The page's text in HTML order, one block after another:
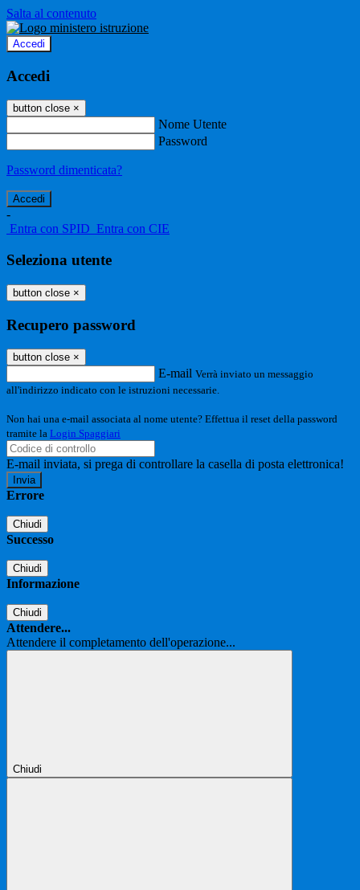
Salta al contenuto
Accedi
Accedi
button close ×
Nome Utente
Password
Password dimenticata?
-
Entra con SPID Entra con CIE
Seleziona utente
button close ×
Recupero password
button close ×
E-mail Verrà inviato un messaggio
all'indirizzo indicato con le istruzioni necessarie.
Non hai una e-mail associata al nome utente? Effettua il reset della password
tramite la Login Spaggiari
E-mail inviata, si prega di controllare la casella di posta elettronica!
Errore
Chiudi
Successo
Chiudi
Informazione
Chiudi
Attendere...
Attendere il completamento dell'operazione...
Chiudi